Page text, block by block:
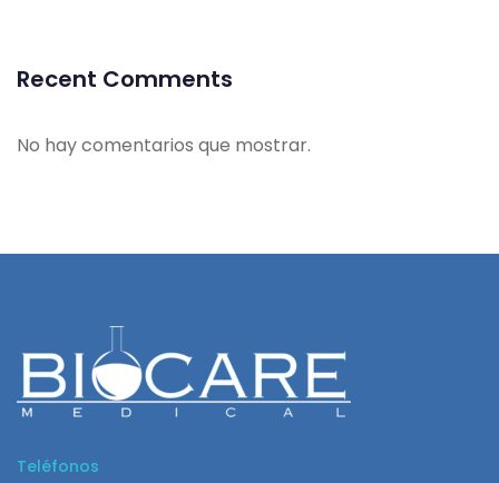
Recent Comments
No hay comentarios que mostrar.
Teléfonos